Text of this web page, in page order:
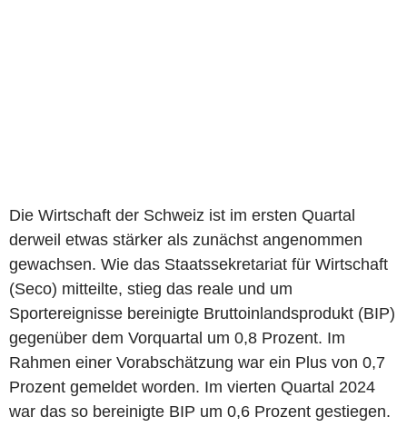
Die Wirtschaft der Schweiz ist im ersten Quartal
derweil etwas stärker als zunächst angenommen
gewachsen. Wie das Staatssekretariat für Wirtschaft
(Seco) mitteilte, stieg das reale und um
Sportereignisse bereinigte Bruttoinlandsprodukt (BIP)
gegenüber dem Vorquartal um 0,8 Prozent. Im
Rahmen einer Vorabschätzung war ein Plus von 0,7
Prozent gemeldet worden. Im vierten Quartal 2024
war das so bereinigte BIP um 0,6 Prozent gestiegen.